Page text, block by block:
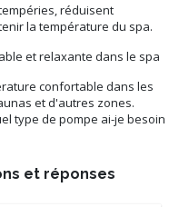
réduisent
la température du spa.
et relaxante dans le spa
confortable dans les
et d'autres zones.
type de pompe ai-je besoin
et réponses